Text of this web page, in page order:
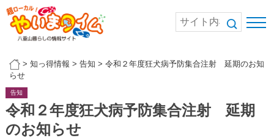
> 知っ得情報 > 告知 > 令和２年度狂犬病予防集合注射 延期のお知
らせ
告知
令和２年度狂犬病予防集合注射 延期
のお知らせ